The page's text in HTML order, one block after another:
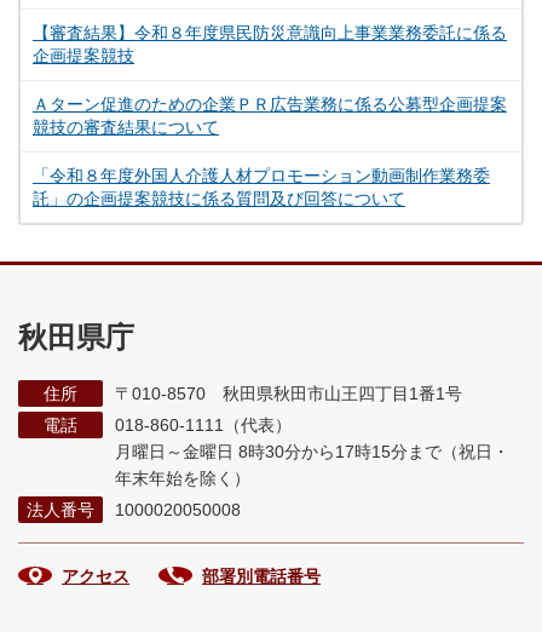
【審査結果】令和８年度県民防災意識向上事業業務委託に係る
企画提案競技
Ａターン促進のための企業ＰＲ広告業務に係る公募型企画提案
競技の審査結果について
「令和８年度外国人介護人材プロモーション動画制作業務委
託」の企画提案競技に係る質問及び回答について
秋田県庁
住所
〒010-8570 秋田県秋田市山王四丁目1番1号
電話
018-860-1111（代表）
月曜日～金曜日 8時30分から17時15分まで （祝日・
年末年始を除く）
法人番号
1000020050008
アクセス 部署別電話番号